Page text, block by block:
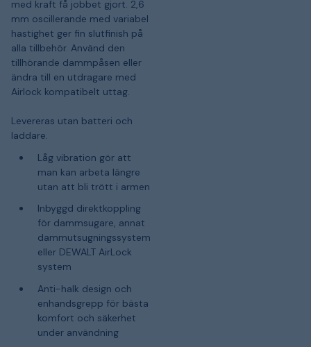
med kraft få jobbet gjort. 2,6
mm oscillerande med variabel
hastighet ger fin slutfinish på
alla tillbehör. Använd den
tillhörande dammpåsen eller
ändra till en utdragare med
Airlock kompatibelt uttag.
Levereras utan batteri och
laddare.
Låg vibration gör att
man kan arbeta längre
utan att bli trött i armen
Inbyggd direktkoppling
för dammsugare, annat
dammutsugningssystem
eller DEWALT AirLock
system
Anti-halk design och
enhandsgrepp för bästa
komfort och säkerhet
under användning